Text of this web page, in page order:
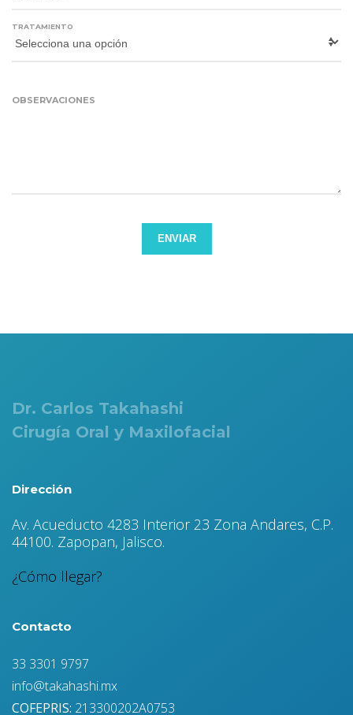
TRATAMIENTO
OBSERVACIONES
ENVIAR
Dr. Carlos Takahashi
Cirugía Oral y Maxilofacial
Dirección
Av. Acueducto 4283 Interior 23 Zona Andares, C.P.
44100. Zapopan, Jalisco.
¿Cómo llegar?
Contacto
33 3301 9797
info@takahashi.mx
COFEPRIS: 213300202A0753